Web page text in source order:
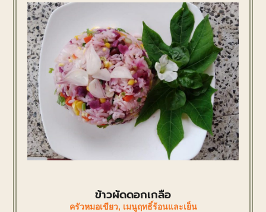
ข้าวผัดดอกเกลือ
ครัวหมอเขียว, เมนูฤทธิ์ร้อนและเย็น